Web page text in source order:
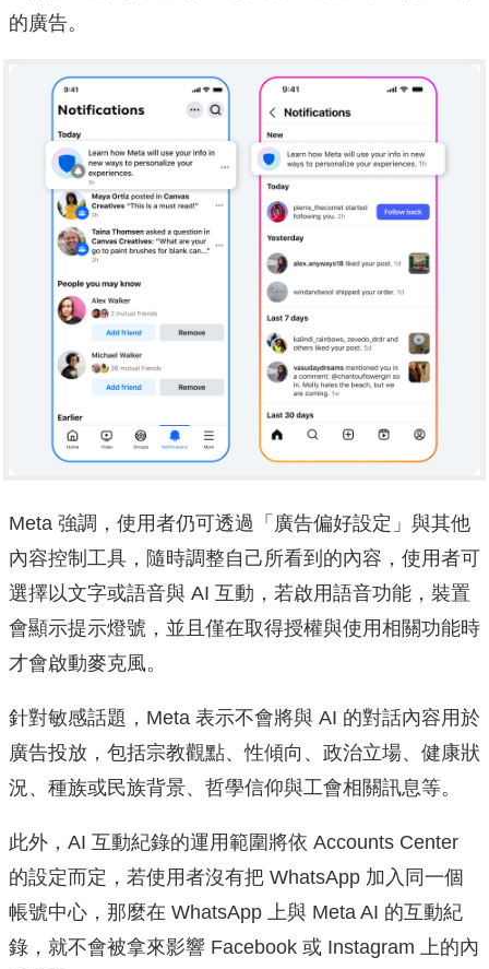
的廣告。
Meta 強調，使用者仍可透過「廣告偏好設定」與其他
內容控制工具，隨時調整自己所看到的內容，使用者可
選擇以文字或語音與 AI 互動，若啟用語音功能，裝置
會顯示提示燈號，並且僅在取得授權與使用相關功能時
才會啟動麥克風。
針對敏感話題，Meta 表示不會將與 AI 的對話內容用於
廣告投放，包括宗教觀點、性傾向、政治立場、健康狀
況、種族或民族背景、哲學信仰與工會相關訊息等。
此外，AI 互動紀錄的運用範圍將依 Accounts Center
的設定而定，若使用者沒有把 WhatsApp 加入同一個
帳號中心，那麼在 WhatsApp 上與 Meta AI 的互動紀
錄，就不會被拿來影響 Facebook 或 Instagram 上的內